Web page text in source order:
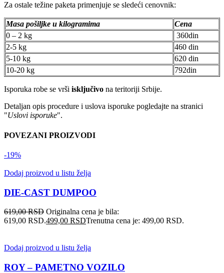
Za ostale težine paketa primenjuje se sledeći cenovnik:
Masa pošiljke u kilogramima
Cena
0 – 2 kg
360din
2-5 kg
460 din
5-10 kg
620 din
10-20 kg
792din
Isporuka robe se vrši isključivo na teritoriji Srbije.
Detaljan opis procedure i uslova isporuke pogledajte na stranici
"Uslovi isporuke".
POVEZANI PROIZVODI
-19%
Dodaj proizvod u listu želja
DIE-CAST DUMPOO
619,00RSD Originalna cena je bila:
619,00 RSD.499,00 RSDTrenutna cena je: 499,00 RSD.
Dodaj proizvod u listu želja
ROY – PAMETNO VOZILO